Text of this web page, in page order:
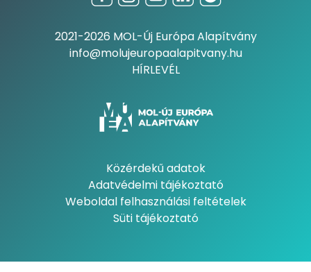
2021-2026 MOL-Új Európa Alapítvány
info@molujeuropaalapitvany.hu
HÍRLEVÉL
Közérdekű adatok
Adatvédelmi tájékoztató
Weboldal felhasználási feltételek
Süti tájékoztató